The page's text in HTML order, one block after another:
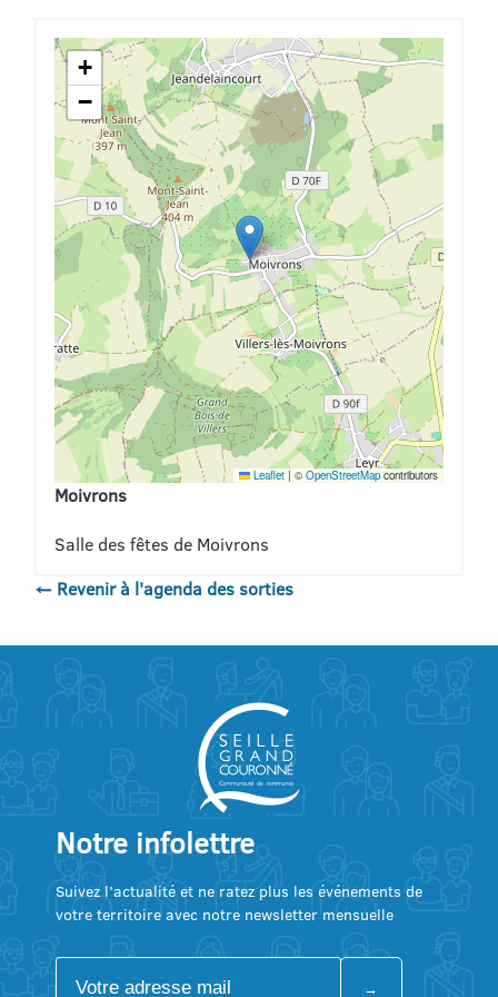
+
−
Leaflet | ©OpenStreetMapcontributors
Moivrons
Salle des fêtes de Moivrons
← Revenir à l'agenda des sorties
Notre infolettre
Suivez l’actualité et ne ratez plus les événements de
votre territoire avec notre newsletter mensuelle